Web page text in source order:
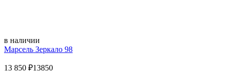
в наличии
Марсель Зеркало 98
13 850 ₽13850